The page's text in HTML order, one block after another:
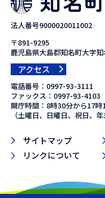
法人番号9000020011002
〒891-9295
鹿児島県大島郡知名町大字
アクセス
電話番号： 0997-93-3111
ファックス： 0997-93-4103
開庁時間：8時30分から17時
（土曜日、日曜日、祝日、年
サイトマップ
リンクについて